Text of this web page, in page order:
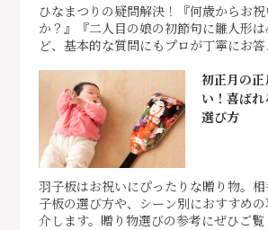
ひなまつりの疑問解決！『何歳からお
か？』『二人目の娘の初節句に雛人形
ど、基本的な質問にもプロが丁寧にお
初正月の
い！喜ば
選び方
羽子板はお祝いにぴったりな贈り物。
子板の選び方や、シーン別におすすめ
介します。贈り物選びの参考にぜひご覧